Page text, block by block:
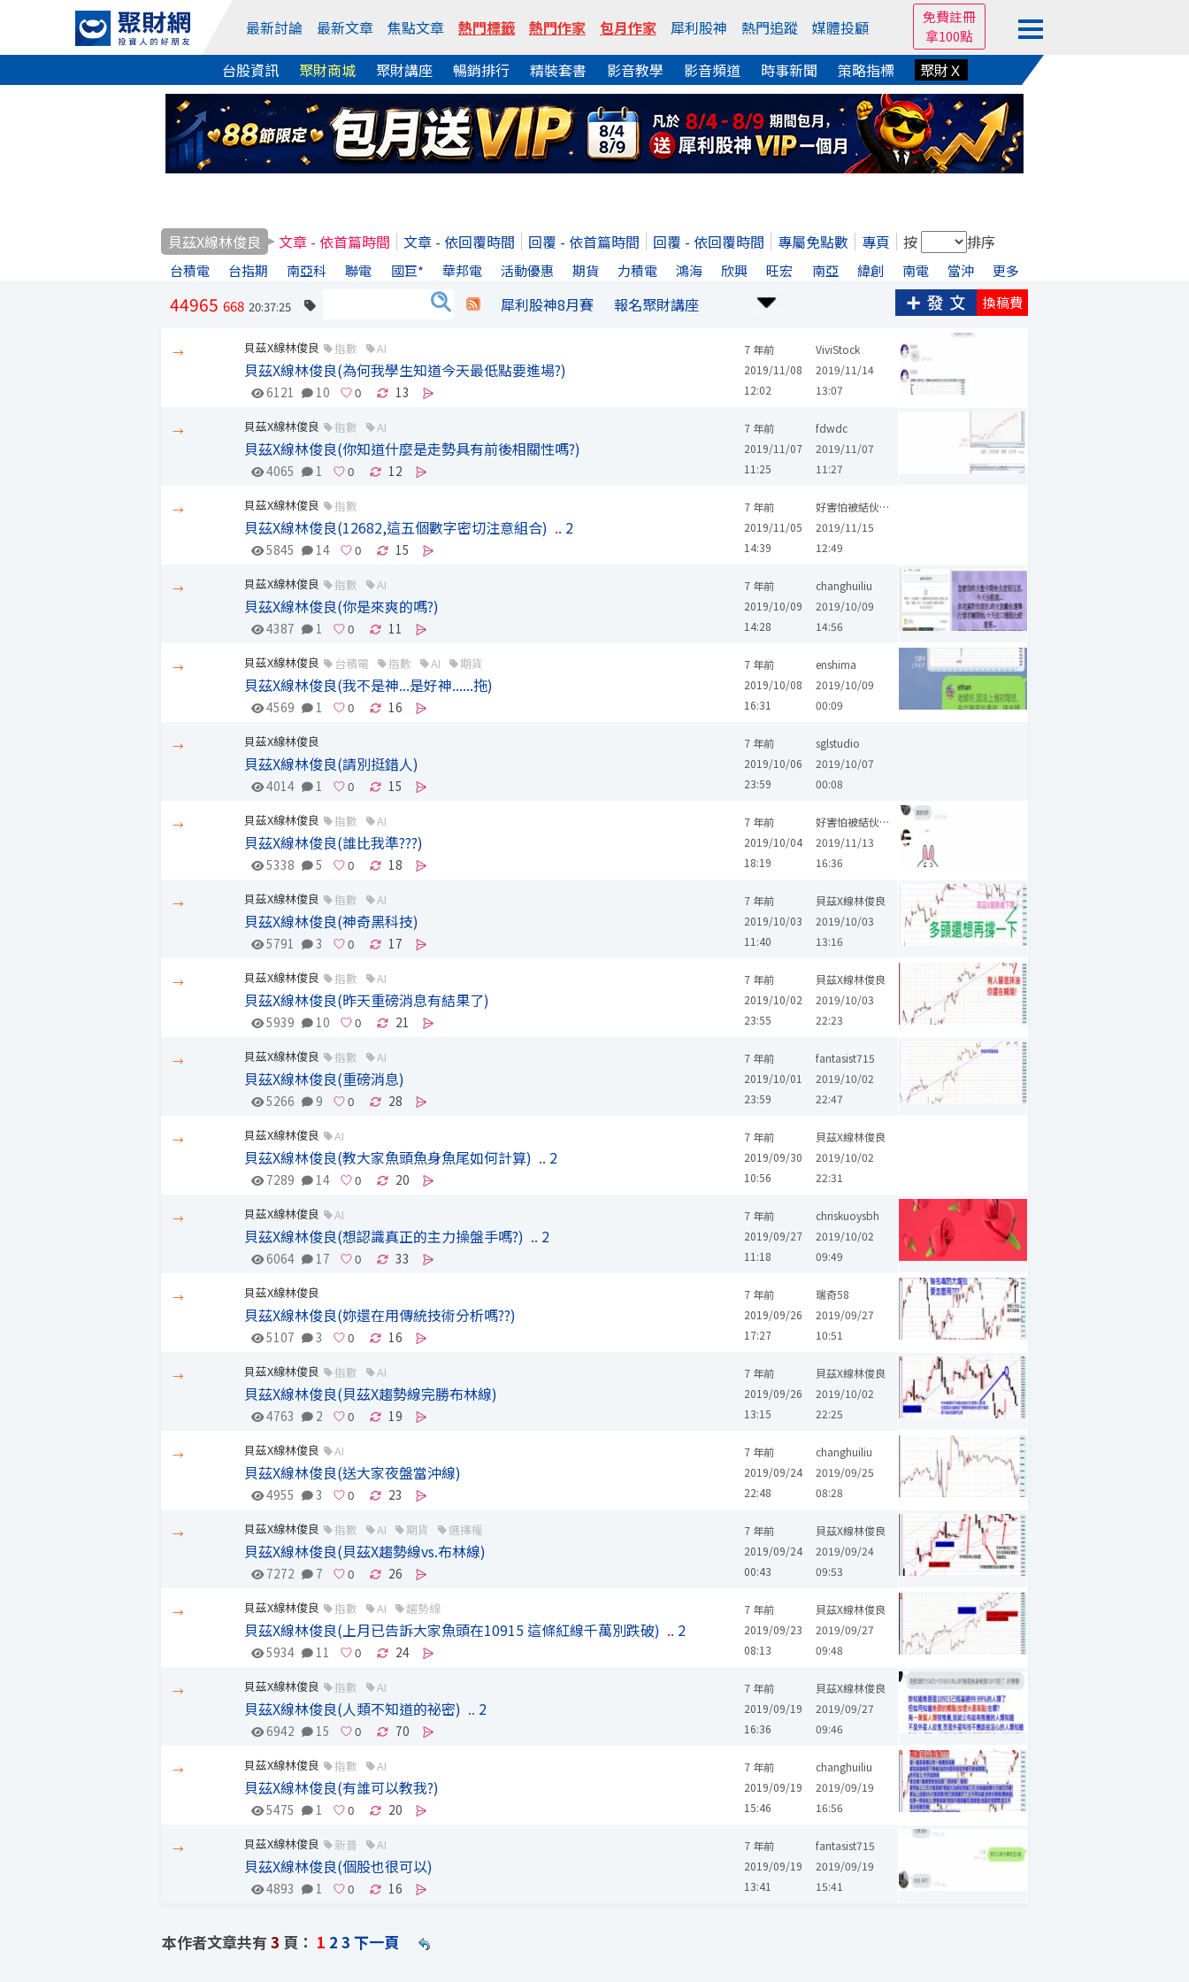
最新討論 最新文章 焦點文章 熱門標籤 熱門作家 包月作家 犀利股神 熱門追蹤 媒體投顧
免費註冊
拿100點
台股資訊 聚財商城 聚財講座 暢銷排行 精裝套書 影音教學 影音頻道 時事新聞 策略指標 聚財Ｘ
貝茲X線林俊良 文章 - 依首篇時間 文章 - 依回覆時間 回覆 - 依首篇時間 回覆 - 依回覆時間 專屬免點數 專頁 按 排序
台積電 台指期 南亞科 聯電 國巨* 華邦電 活動優惠 期貨 力積電 鴻海 欣興 旺宏 南亞 緯創 南電 當沖 更多
44965 668 20:37:25 犀利股神8月賽 報名聚財講座 換稿費
→ 貝茲X線林俊良 指數 AI
7 年前
2019/11/08
12:02
貝茲X線林俊良(為何我學生知道今天最低點要進場?)
6121 10 13
ViviStock
2019/11/14
13:07
→ 貝茲X線林俊良 指數 AI
7 年前
2019/11/07
11:25
貝茲X線林俊良(你知道什麼是走勢具有前後相關性嗎?)
4065 1 12
fdwdc
2019/11/07
11:27
→ 貝茲X線林俊良 指數
7 年前
2019/11/05
14:39
貝茲X線林俊良(12682,這五個數字密切注意組合) .. 2
5845 14 15
好害怕被結伙設局吉
2019/11/15
12:49
→ 貝茲X線林俊良 指數 AI
7 年前
2019/10/09
14:28
貝茲X線林俊良(你是來爽的嗎?)
4387 1 11
changhuiliu
2019/10/09
14:56
→ 貝茲X線林俊良 台積電 指數 AI 期貨
7 年前
2019/10/08
16:31
貝茲X線林俊良(我不是神...是好神......拖)
4569 1 16
enshima
2019/10/09
00:09
→ 貝茲X線林俊良
7 年前
2019/10/06
23:59
貝茲X線林俊良(請別挺錯人)
4014 1 15
sglstudio
2019/10/07
00:08
→ 貝茲X線林俊良 指數 AI
7 年前
2019/10/04
18:19
貝茲X線林俊良(誰比我準???)
5338 5 18
好害怕被結伙設局吉
2019/11/13
16:36
→ 貝茲X線林俊良 指數 AI
7 年前
2019/10/03
11:40
貝茲X線林俊良(神奇黑科技)
5791 3 17
貝茲X線林俊良
2019/10/03
13:16
→ 貝茲X線林俊良 指數 AI
7 年前
2019/10/02
23:55
貝茲X線林俊良(昨天重磅消息有結果了)
5939 10 21
貝茲X線林俊良
2019/10/03
22:23
→ 貝茲X線林俊良 指數 AI
7 年前
2019/10/01
23:59
貝茲X線林俊良(重磅消息)
5266 9 28
fantasist715
2019/10/02
22:47
→ 貝茲X線林俊良 AI
7 年前
2019/09/30
10:56
貝茲X線林俊良(教大家魚頭魚身魚尾如何計算) .. 2
7289 14 20
貝茲X線林俊良
2019/10/02
22:31
→ 貝茲X線林俊良 AI
7 年前
2019/09/27
11:18
貝茲X線林俊良(想認識真正的主力操盤手嗎?) .. 2
6064 17 33
chriskuoysbh
2019/10/02
09:49
→ 貝茲X線林俊良
7 年前
2019/09/26
17:27
貝茲X線林俊良(妳還在用傳統技術分析嗎??)
5107 3 16
瑞奇58
2019/09/27
10:51
→ 貝茲X線林俊良 指數 AI
7 年前
2019/09/26
13:15
貝茲X線林俊良(貝茲X趨勢線完勝布林線)
4763 2 19
貝茲X線林俊良
2019/10/02
22:25
→ 貝茲X線林俊良 AI
7 年前
2019/09/24
22:48
貝茲X線林俊良(送大家夜盤當沖線)
4955 3 23
changhuiliu
2019/09/25
08:28
→ 貝茲X線林俊良 指數 AI 期貨 選擇權
7 年前
2019/09/24
00:43
貝茲X線林俊良(貝茲X趨勢線vs.布林線)
7272 7 26
貝茲X線林俊良
2019/09/24
09:53
→ 貝茲X線林俊良 指數 AI 趨勢線
7 年前
2019/09/23
08:13
貝茲X線林俊良(上月已告訴大家魚頭在10915 這條紅線千萬別跌破) .. 2
5934 11 24
貝茲X線林俊良
2019/09/27
09:48
→ 貝茲X線林俊良 指數 AI
7 年前
2019/09/19
16:36
貝茲X線林俊良(人類不知道的祕密) .. 2
6942 15 70
貝茲X線林俊良
2019/09/27
09:46
→ 貝茲X線林俊良 指數 AI
7 年前
2019/09/19
15:46
貝茲X線林俊良(有誰可以教我?)
5475 1 20
changhuiliu
2019/09/19
16:56
→ 貝茲X線林俊良 新普 AI
7 年前
2019/09/19
13:41
貝茲X線林俊良(個股也很可以)
4893 1 16
fantasist715
2019/09/19
15:41
本作者文章共有 3 頁： 1 2 3 下一頁